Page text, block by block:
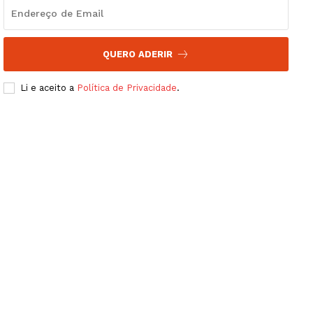
QUERO ADERIR
Li e aceito a Política de Privacidade.